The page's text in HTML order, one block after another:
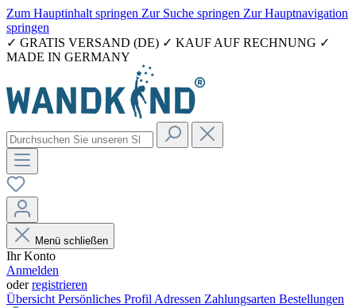
Zum Hauptinhalt springen Zur Suche springen Zur Hauptnavigation
springen
✓ GRATIS VERSAND (DE) ✓ KAUF AUF RECHNUNG ✓
MADE IN GERMANY
Menü schließen
Ihr Konto
Anmelden
oderregistrieren
Übersicht Persönliches Profil Adressen Zahlungsarten Bestellungen